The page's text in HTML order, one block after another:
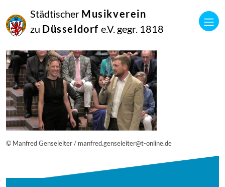
Städtischer Musikverein
zu Düsseldorf e.V. gegr. 1818
Juni
2019
Netkotec
© Manfred Genseleiter / manfred.genseleiter@t-online.de